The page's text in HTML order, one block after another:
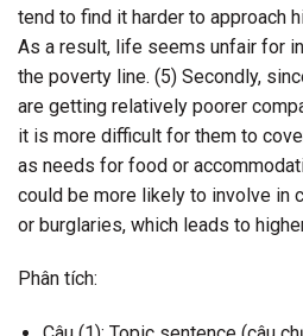
tend to find it harder to approach
As a result, life seems unfair for
the poverty line. (5) Secondly,
are getting relatively poorer
it is more difficult for them to
as needs for food or
could be more likely to involve in
or burglaries, which leads to
Phân tích: